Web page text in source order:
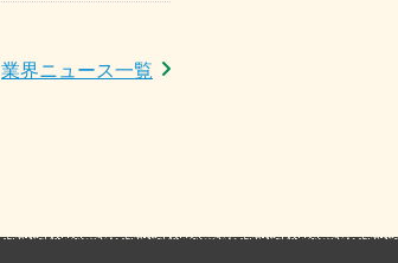
業界ニュース一覧